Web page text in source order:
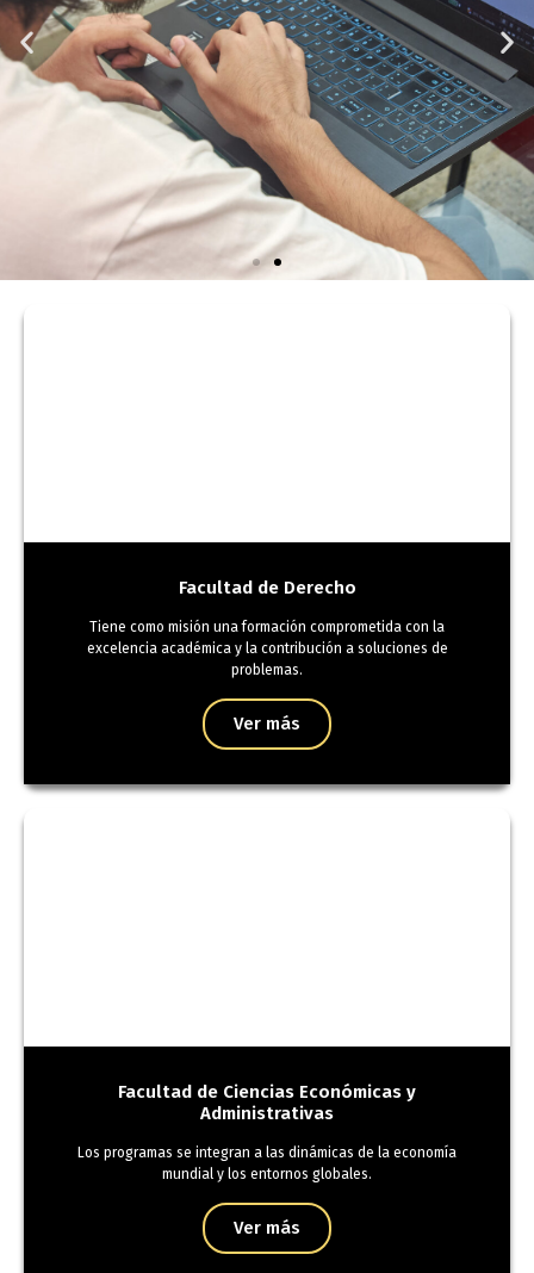
Facultad de Derecho
Tiene como misión una formación comprometida con la
excelencia académica y la contribución a soluciones de
problemas.
Ver más
Facultad de Ciencias Económicas y
Administrativas
Los programas se integran a las dinámicas de la economía
mundial y los entornos globales.
Ver más